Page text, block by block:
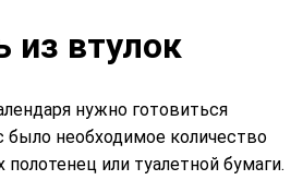
из втулок
нужно готовиться
было необходимое количество
или туалетной бумаги.